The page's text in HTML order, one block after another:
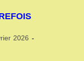
2026